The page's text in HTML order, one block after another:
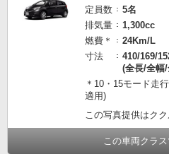
定員数
5名
排気量
1,300cc
燃費＊
24Km/L
寸法
410/169/
(全長/全幅
＊10・15モード走
適用)
この写真提供はク
この車両クラ